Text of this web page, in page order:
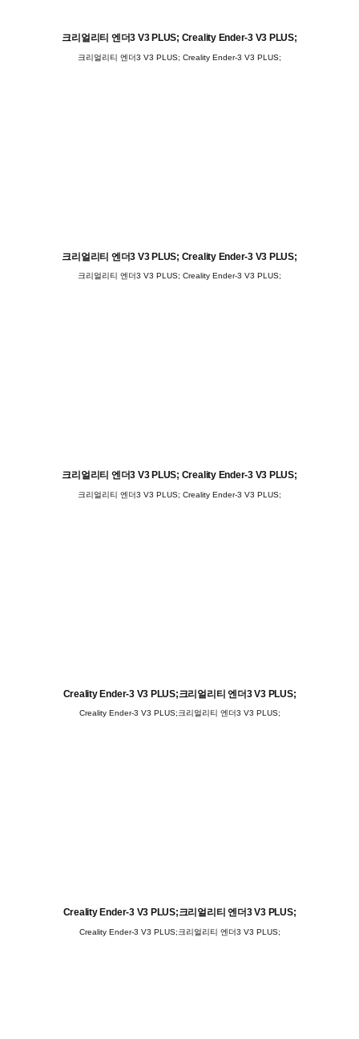
크리얼리티 엔더3 V3 PLUS; Creality Ender-3 V3 PLUS;
크리얼리티 엔더3 V3 PLUS; Creality Ender-3 V3 PLUS;
크리얼리티 엔더3 V3 PLUS; Creality Ender-3 V3 PLUS;
크리얼리티 엔더3 V3 PLUS; Creality Ender-3 V3 PLUS;
크리얼리티 엔더3 V3 PLUS; Creality Ender-3 V3 PLUS;
크리얼리티 엔더3 V3 PLUS; Creality Ender-3 V3 PLUS;
Creality Ender-3 V3 PLUS;크리얼리티 엔더3 V3 PLUS;
Creality Ender-3 V3 PLUS;크리얼리티 엔더3 V3 PLUS;
Creality Ender-3 V3 PLUS;크리얼리티 엔더3 V3 PLUS;
Creality Ender-3 V3 PLUS;크리얼리티 엔더3 V3 PLUS;